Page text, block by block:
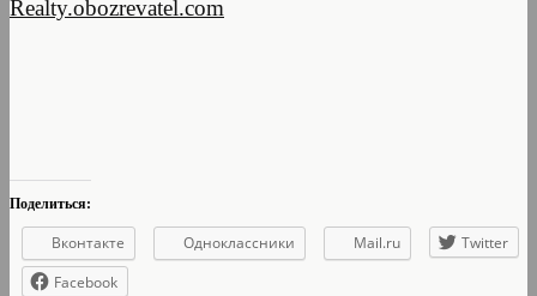
Realty.obozrevatel.com
Поделиться:
Вконтакте Одноклассники Mail.ru
Twitter
Facebook